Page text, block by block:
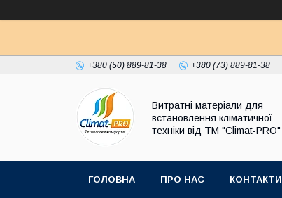
+380 (50) 889-81-38 +380 (73) 889-81-38
Витратні матеріали для
встановлення кліматичної
техніки від ТМ "Climat-PRO"
ГОЛОВНА ПРО НАС КОНТАКТИ